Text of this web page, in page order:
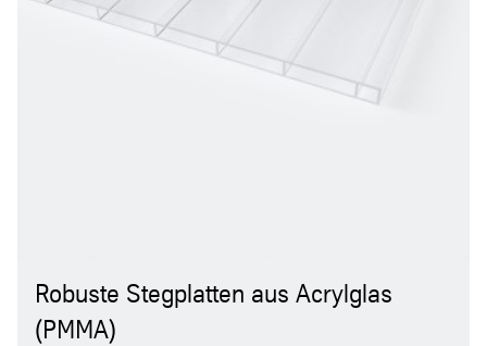
Robuste Stegplatten aus Acrylglas
(PMMA)